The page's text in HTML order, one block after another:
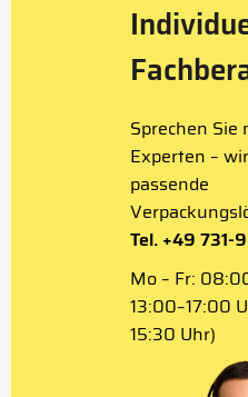
Sprechen Sie
Experten –
passende
Tel. +49 731-
Mo – Fr:
13:00–17:00
15:30 Uhr)